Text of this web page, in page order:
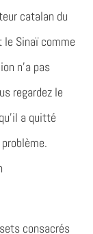
catalan du
Sinaï comme
n’a pas
regardez le
a quitté
consacrés